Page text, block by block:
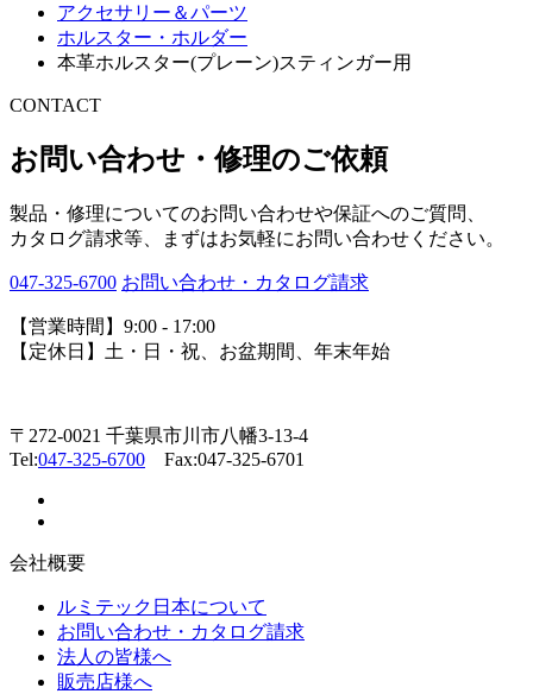
アクセサリー＆パーツ
ホルスター・ホルダー
本革ホルスター(プレーン)スティンガー用
CONTACT
お問い合わせ・修理のご依頼
製品・修理についてのお問い合わせや保証へのご質問、
カタログ請求等、まずはお気軽にお問い合わせください。
047-325-6700 お問い合わせ・カタログ請求
【営業時間】9:00 - 17:00
【定休日】土・日・祝、お盆期間、年末年始
〒272-0021 千葉県市川市八幡3-13-4
Tel:047-325-6700 Fax:047-325-6701
会社概要
ルミテック日本について
お問い合わせ・カタログ請求
法人の皆様へ
販売店様へ